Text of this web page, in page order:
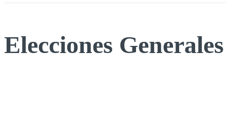
Elecciones Generales